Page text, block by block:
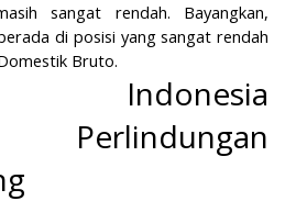
sangat rendah. Bayangkan,
di posisi yang sangat rendah
Bruto.
Indonesia
Perlindungan